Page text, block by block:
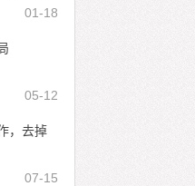
如海水
01-18
05-12
，去掉
07-15